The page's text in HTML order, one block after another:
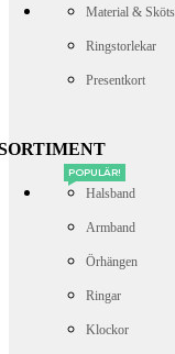
Material &
Ringstorlekar
Presentkort
Halsband
POPULÄR!
Armband
Örhängen
Ringar
Klockor